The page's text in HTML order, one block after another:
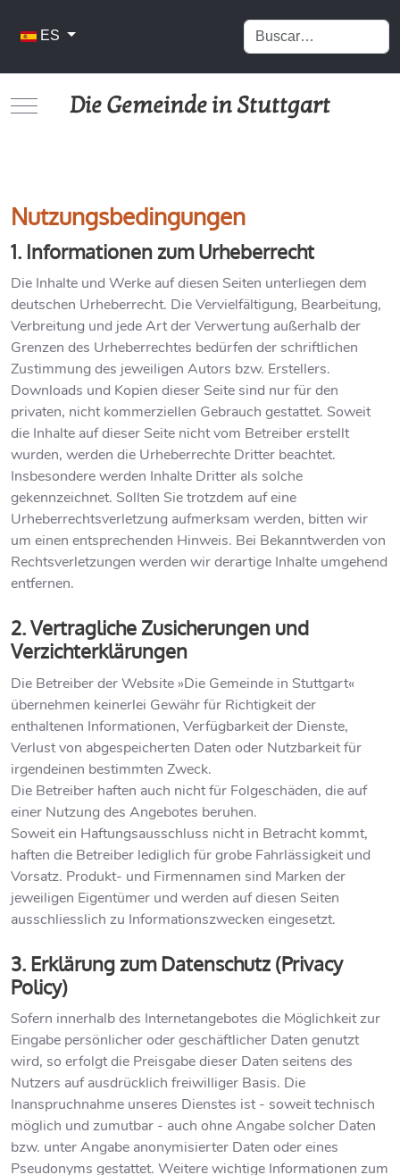
Seleccione su idioma
ES
Buscar
Mobile Menu Toggle
Die Gemeinde in Stuttgart
Nutzungsbedingungen
1. Informationen zum Urheberrecht
Die Inhalte und Werke auf diesen Seiten unterliegen dem
deutschen Urheberrecht. Die Vervielfältigung, Bearbeitung,
Verbreitung und jede Art der Verwertung außerhalb der
Grenzen des Urheberrechtes bedürfen der schriftlichen
Zustimmung des jeweiligen Autors bzw. Erstellers.
Downloads und Kopien dieser Seite sind nur für den
privaten, nicht kommerziellen Gebrauch gestattet. Soweit
die Inhalte auf dieser Seite nicht vom Betreiber erstellt
wurden, werden die Urheberrechte Dritter beachtet.
Insbesondere werden Inhalte Dritter als solche
gekennzeichnet. Sollten Sie trotzdem auf eine
Urheberrechtsverletzung aufmerksam werden, bitten wir
um einen entsprechenden Hinweis. Bei Bekanntwerden von
Rechtsverletzungen werden wir derartige Inhalte umgehend
entfernen.
2. Vertragliche Zusicherungen und
Verzichterklärungen
Die Betreiber der Website »Die Gemeinde in Stuttgart«
übernehmen keinerlei Gewähr für Richtigkeit der
enthaltenen Informationen, Verfügbarkeit der Dienste,
Verlust von abgespeicherten Daten oder Nutzbarkeit für
irgendeinen bestimmten Zweck.
Die Betreiber haften auch nicht für Folgeschäden, die auf
einer Nutzung des Angebotes beruhen.
Soweit ein Haftungsausschluss nicht in Betracht kommt,
haften die Betreiber lediglich für grobe Fahrlässigkeit und
Vorsatz. Produkt- und Firmennamen sind Marken der
jeweiligen Eigentümer und werden auf diesen Seiten
ausschliesslich zu Informationszwecken eingesetzt.
3. Erklärung zum Datenschutz (Privacy
Policy)
Sofern innerhalb des Internetangebotes die Möglichkeit zur
Eingabe persönlicher oder geschäftlicher Daten genutzt
wird, so erfolgt die Preisgabe dieser Daten seitens des
Nutzers auf ausdrücklich freiwilliger Basis. Die
Inanspruchnahme unseres Dienstes ist - soweit technisch
möglich und zumutbar - auch ohne Angabe solcher Daten
bzw. unter Angabe anonymisierter Daten oder eines
Pseudonyms gestattet. Weitere wichtige Informationen zum